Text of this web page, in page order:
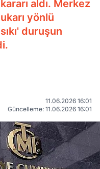
aldı. Merkez
yönlü
duruşun
11.06.2026 16:01
Güncelleme: 11.06.2026 16:01